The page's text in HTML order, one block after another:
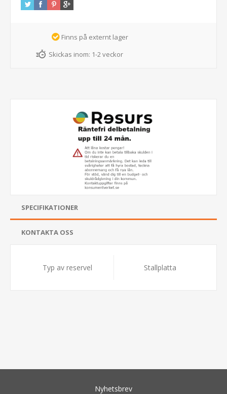
Finns på externt lager
Skickas inom: 1-2 veckor
SPECIFIKATIONER
KONTAKTA OSS
Typ av reservel Stallplatta
Nyhetsbrev